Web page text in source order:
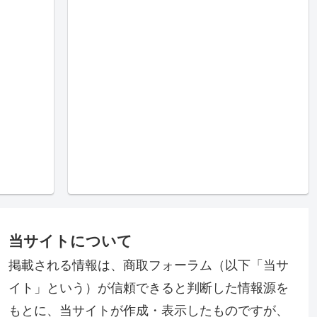
当サイトについて
掲載される情報は、商取フォーラム（以下「当サ
イト」という）が信頼できると判断した情報源を
もとに、当サイトが作成・表示したものですが、